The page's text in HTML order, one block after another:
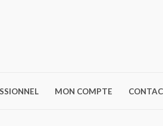
MON COMPTE